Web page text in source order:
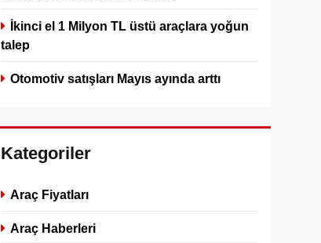
İkinci el 1 Milyon TL üstü araçlara yoğun
talep
Otomotiv satışları Mayıs ayında arttı
Kategoriler
Araç Fiyatları
Araç Haberleri